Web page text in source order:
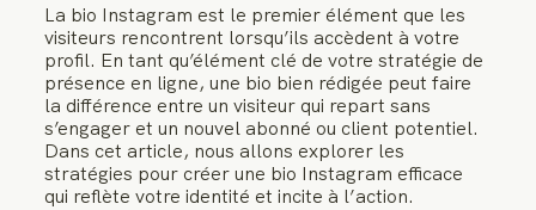
La bio Instagram est le premier élément que les
visiteurs rencontrent lorsqu’ils accèdent à votre
profil. En tant qu’élément clé de votre stratégie de
présence en ligne, une bio bien rédigée peut faire
la différence entre un visiteur qui repart sans
s’engager et un nouvel abonné ou client potentiel.
Dans cet article, nous allons explorer les
stratégies pour créer une bio Instagram efficace
qui reflète votre identité et incite à l’action.